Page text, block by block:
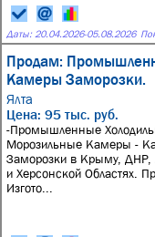
Даты: 20.04.2026-05.08.2026
Продам:
Камеры Заморозки.
Ялта
Цена: 95 тыс. руб.
-Промышленные
Морозильные Камеры -
Заморозки в Крыму, ДНР,
и Херсонской Областях.
Изгото...